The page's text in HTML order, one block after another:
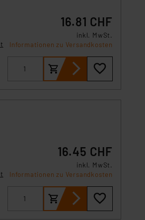
16.81 CHF
inkl. MwSt.
Informationen zu Versandkosten
16.45 CHF
inkl. MwSt.
Informationen zu Versandkosten